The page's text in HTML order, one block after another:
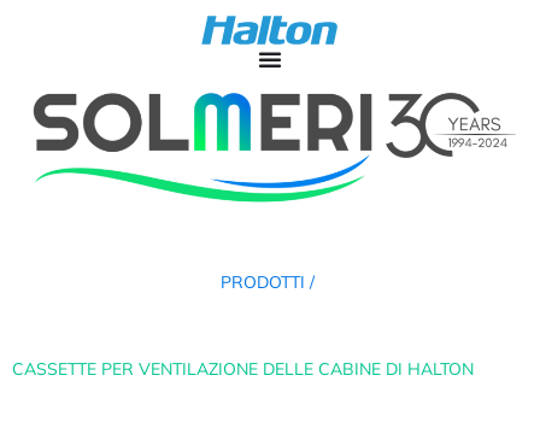
PRODOTTI /
CASSETTE PER VENTILAZIONE DELLE CABINE DI HALTON